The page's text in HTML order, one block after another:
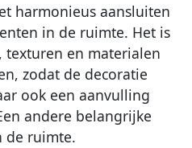
harmonieus aansluiten
in de ruimte. Het is
en materialen
zodat de decoratie
ook een aanvulling
andere belangrijke
de ruimte.